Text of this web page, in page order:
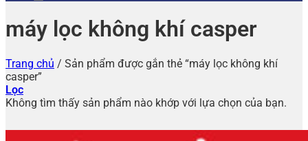
máy lọc không khí casper
Trang chủ / Sản phẩm được gắn thẻ “máy lọc không khí
casper”
Lọc
Không tìm thấy sản phẩm nào khớp với lựa chọn của bạn.